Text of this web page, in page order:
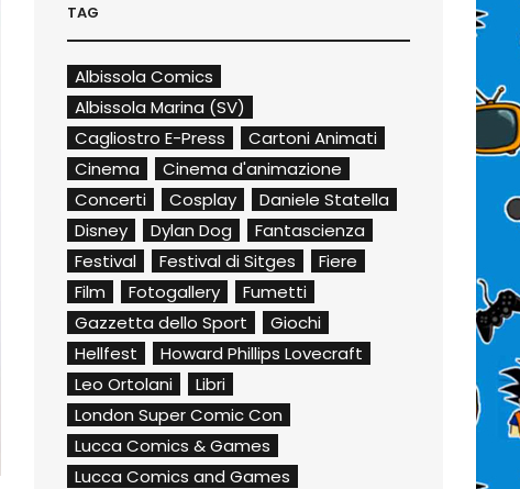
TAG
Albissola Comics
Albissola Marina (SV)
Cagliostro E-Press
Cartoni Animati
Cinema
Cinema d'animazione
Concerti
Cosplay
Daniele Statella
Disney
Dylan Dog
Fantascienza
Festival
Festival di Sitges
Fiere
Film
Fotogallery
Fumetti
Gazzetta dello Sport
Giochi
Hellfest
Howard Phillips Lovecraft
Leo Ortolani
Libri
London Super Comic Con
Lucca Comics & Games
Lucca Comics and Games